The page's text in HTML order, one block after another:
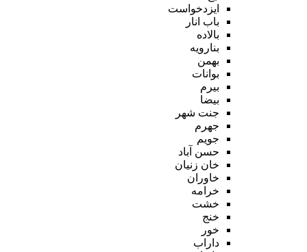
ایزدخواست
باب انار
بالاده
بنارویه
بهمن
بوانات
بیرم
بیضا
جنت شهر
جهرم
جویم
حسن آباد
خان زنیان
خاوران
خرامه
خشت
خنج
خور
داراب